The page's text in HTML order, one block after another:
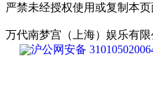
严禁未经授权使用或复制本页
万代南梦宫（上海）娱乐有限
沪公网安备